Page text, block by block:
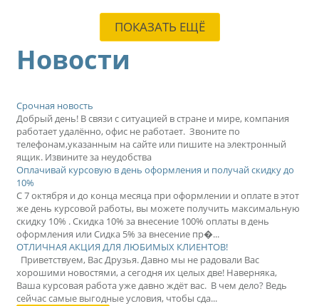
ПОКАЗАТЬ ЕЩЁ
Новости
Срочная новость
Добрый день! В связи с ситуацией в стране и мире, компания
работает удалённо, офис не работает. Звоните по
телефонам,указанным на сайте или пишите на электронный
ящик. Извините за неудобства
Оплачивай курсовую в день оформления и получай скидку до
10%
С 7 октября и до конца месяца при оформлении и оплате в этот
же день курсовой работы, вы можете получить максимальную
скидку 10% . Скидка 10% за внесение 100% оплаты в день
оформления или Сидка 5% за внесение пр�...
ОТЛИЧНАЯ АКЦИЯ ДЛЯ ЛЮБИМЫХ КЛИЕНТОВ!
Приветствуем, Вас Друзья. Давно мы не радовали Вас
хорошими новостями, а сегодня их целых две! Наверняка,
Ваша курсовая работа уже давно ждёт вас. В чем дело? Ведь
сейчас самые выгодные условия, чтобы сда...